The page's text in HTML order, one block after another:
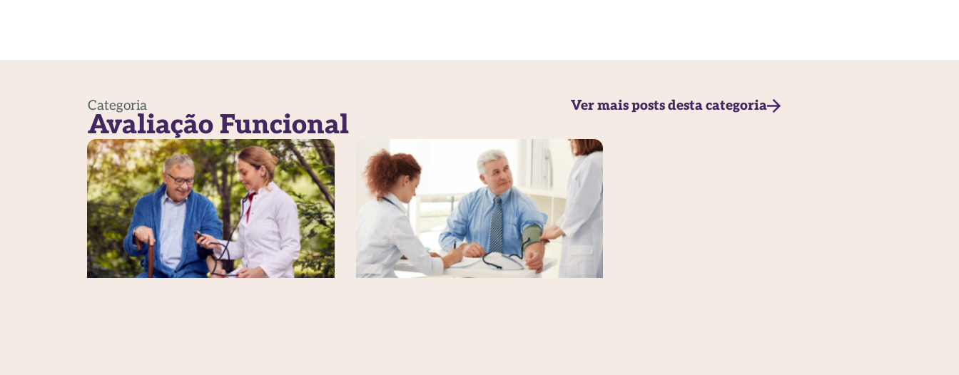
Categoria
Avaliação Funcional
Ver mais posts desta categoria